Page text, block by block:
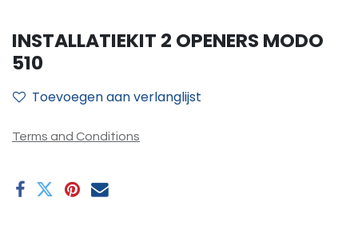
INSTALLATIEKIT 2 OPENERS MODO
510
Toevoegen aan verlanglijst
Terms and Conditions